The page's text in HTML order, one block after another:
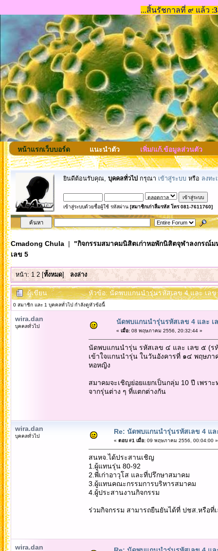
หน้าแรกเว็บบอร์ด แนะนำตัว เพิ่ม/แก้.ข้อมูลส่วนตัว
ยินดีต้อนรับคุณ, บุคคลทั่วไป กรุณา เข้าสู่ระบบ หรือ ลงทะ
เข้าสู่ระบบด้วยชื่อผู้ใช้ รหัสผ่าน [สมาชิกเก่าลืมรหัส โทร 081-7611760]
Cmadong Chula| "กิจกรรมสมาคมนิสิตเก่าหอพักนิสิตจุฬาลงกรณ์ม
เลข 5
หน้า:1 2[ทั้งหมด]ลงล่าง
ผู้เขียน หัวข้อ: นัดพบแกนนำรุ่นรหัสเลข 4 และ เล
0 สมาชิก และ 1 บุคคลทั่วไป กำลังดูหัวข้อนี้
wira.dan
บุคคลทั่วไป
นัดพบแกนนำรุ่นรหัสเลข 4 และ เ
« เมื่อ:08 พฤษภาคม 2556, 20:32:44 »
นัดพบแกนนำรุ่น รหัสเลข ๔ และ เลข ๕ (ร
เข้าใจแกนนำรุ่น ในวันอังคารที่ ๑๔ พฤษภ
หอหญิง
สมาคมจะเชิญย่อยแยกเป็นกลุ่ม 10 ปี เพรา
จากรุ่นต่าง ๆ ที่แตกต่างกัน
wira.dan
บุคคลทั่วไป
Re: นัดพบแกนนำรุ่นรหัสเลข 4 แล
« ตอบ #1 เมื่อ:09 พฤษภาคม 2556, 00:04:00 »
สนหจ.ได้ประสานเชิญ
1.ผู้แทนรุ่น 80-92
2.พี่เก่าอาวุโส และที่ปรึกษาสมาคม
3.ผู้แทนคณะกรรมการบริหารสมาคม
4.ผู้ประสานงานกิจกรรม
ร่วมกิจกรรม สามารถยืนยันได้ที่ ปชส.หรือที่
wira.dan